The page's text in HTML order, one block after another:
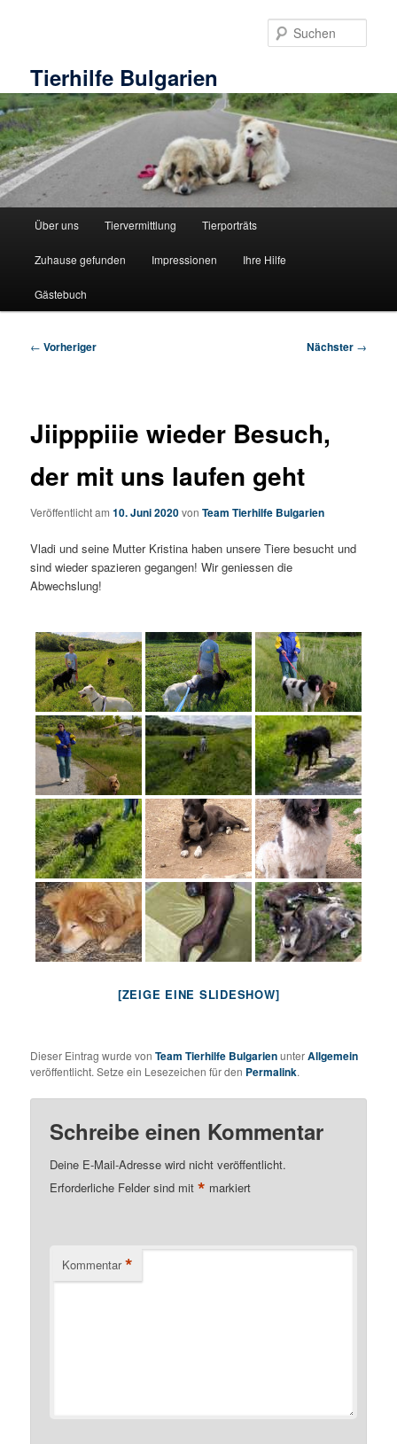
Tierhilfe Bulgarien
HauptmenüÜber uns Tiervermittlung Tierporträts
Zuhause gefunden Impressionen Ihre Hilfe
Gästebuch
Beitragsnavigation
← Vorheriger Nächster →
Jiipppiiie wieder Besuch,
der mit uns laufen geht
Veröffentlicht am10. Juni 2020vonTeam Tierhilfe Bulgarien
Vladi und seine Mutter Kristina haben unsere Tiere besucht und
sind wieder spazieren gegangen! Wir geniessen die
Abwechslung!
[ZEIGE EINE SLIDESHOW]
Dieser Eintrag wurde vonTeam Tierhilfe BulgarienunterAllgemein
veröffentlicht. Setze ein Lesezeichen für den Permalink.
Schreibe einen Kommentar
Deine E-Mail-Adresse wird nicht veröffentlicht.
Erforderliche Felder sind mit* markiert
Kommentar *